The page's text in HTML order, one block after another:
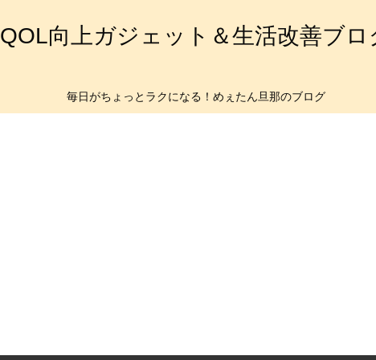
QOL向上ガジェット＆生活改善ブロ
毎日がちょっとラクになる！めぇたん旦那のブログ